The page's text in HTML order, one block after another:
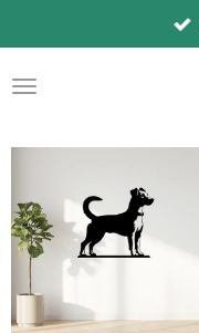
direct
naar